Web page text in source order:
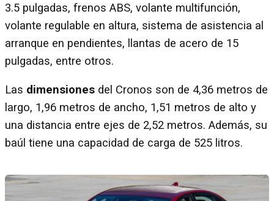
3.5 pulgadas, frenos ABS, volante multifunción,
volante regulable en altura, sistema de asistencia al
arranque en pendientes, llantas de acero de 15
pulgadas, entre otros.
Las dimensiones del Cronos son de 4,36 metros de
largo, 1,96 metros de ancho, 1,51 metros de alto y
una distancia entre ejes de 2,52 metros. Además, su
baúl tiene una capacidad de carga de 525 litros.